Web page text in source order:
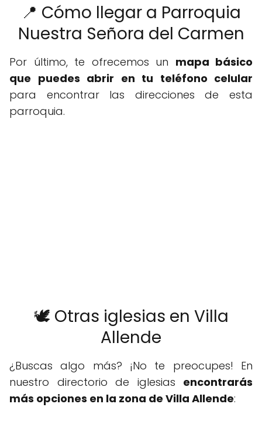
📍 Cómo llegar a Parroquia
Nuestra Señora del Carmen
Por último, te ofrecemos un mapa básico
que puedes abrir en tu teléfono celular
para encontrar las direcciones de esta
parroquia.
🕊️ Otras iglesias en Villa
Allende
¿Buscas algo más? ¡No te preocupes! En
nuestro directorio de iglesias encontrarás
más opciones en la zona de Villa Allende: